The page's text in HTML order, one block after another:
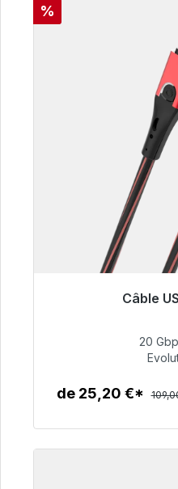
Réduction
%
Câble
20
de 25,20 €*